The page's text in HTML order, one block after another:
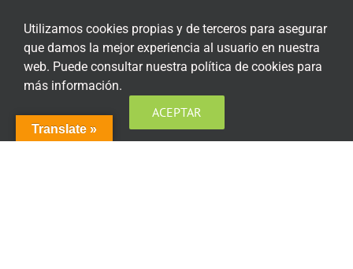
Política de cookies
Condiciones generales de contratación
Acceso plataforma de teleformación
Translate »
Utilizamos cookies propias y de terceros para asegurar
que damos la mejor experiencia al usuario en nuestra
web. Puede consultar nuestra política de cookies para
más información.
ACEPTAR